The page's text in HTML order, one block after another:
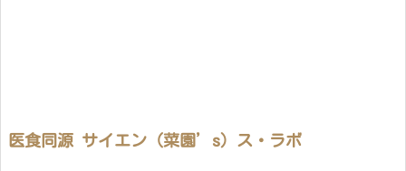
医食同源 サイエン（菜園’s）ス・ラボ